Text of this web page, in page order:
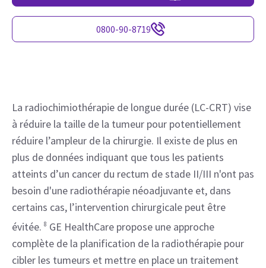
0800-90-8719
La radiochimiothérapie de longue durée (LC-CRT) vise
à réduire la taille de la tumeur pour potentiellement
réduire l’ampleur de la chirurgie. Il existe de plus en
plus de données indiquant que tous les patients
atteints d’un cancer du rectum de stade II/III n'ont pas
besoin d'une radiothérapie néoadjuvante et, dans
certains cas, l’intervention chirurgicale peut être
évitée. 8 GE HealthCare propose une approche
complète de la planification de la radiothérapie pour
cibler les tumeurs et mettre en place un traitement